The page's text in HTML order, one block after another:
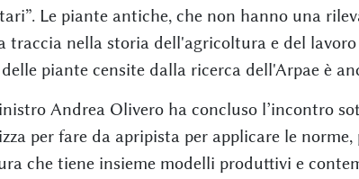
Le piante antiche, che non hanno una
traccia nella storia dell'agricoltura e del
piante censite dalla ricerca dell'Arpae è
Andrea Olivero ha concluso l’incontro
per fare da apripista per applicare le
che tiene insieme modelli produttivi e